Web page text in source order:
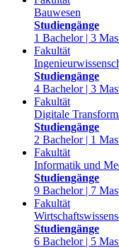
Bauwesen
Studiengänge
1 Bachelor | 3
Fakultät
Studiengänge
4 Bachelor | 3
Fakultät
Digitale
Studiengänge
2 Bachelor | 1
Fakultät
Informatik und
Studiengänge
9 Bachelor | 7
Fakultät
Studiengänge
6 Bachelor | 5